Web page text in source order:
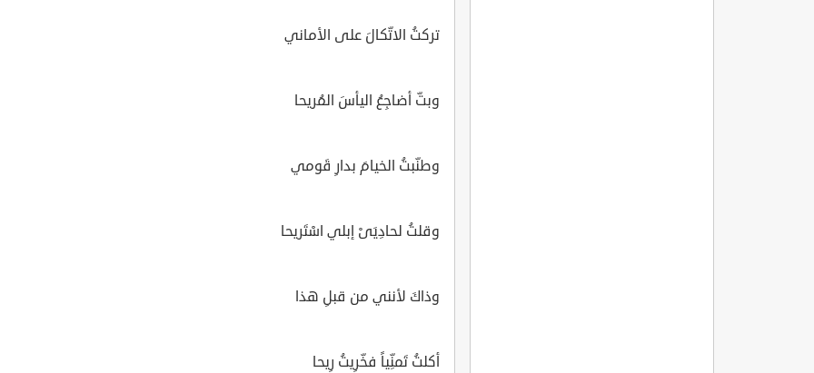
تركتُ الاتّكالَ على الأماني
وبتّ أضاجِعُ اليأسَ المُريحا
وطنّبتُ الخيامَ بدارِ قَومي
وقلتُ لحادِيَىْ إبلي اسْتَريحا
وذاكَ لأنني من قبلِ هذا
أكلتُ تَمنِّياً فخّرِيتُ رِيحا